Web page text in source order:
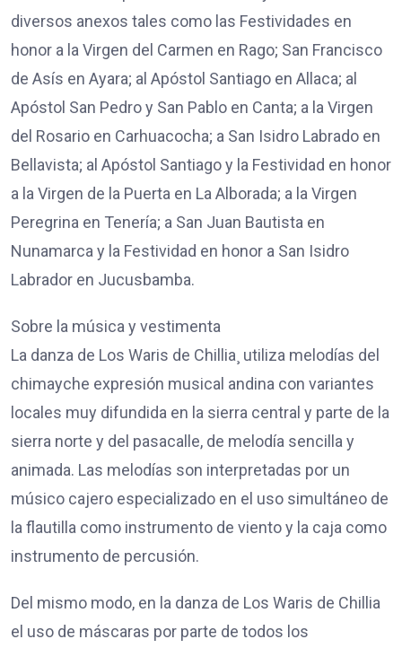
diversos anexos tales como las Festividades en
honor a la Virgen del Carmen en Rago; San Francisco
de Asís en Ayara; al Apóstol Santiago en Allaca; al
Apóstol San Pedro y San Pablo en Canta; a la Virgen
del Rosario en Carhuacocha; a San Isidro Labrado en
Bellavista; al Apóstol Santiago y la Festividad en honor
a la Virgen de la Puerta en La Alborada; a la Virgen
Peregrina en Tenería; a San Juan Bautista en
Nunamarca y la Festividad en honor a San Isidro
Labrador en Jucusbamba.
Sobre la música y vestimenta
La danza de Los Waris de Chillia¸ utiliza melodías del
chimayche expresión musical andina con variantes
locales muy difundida en la sierra central y parte de la
sierra norte y del pasacalle, de melodía sencilla y
animada. Las melodías son interpretadas por un
músico cajero especializado en el uso simultáneo de
la flautilla como instrumento de viento y la caja como
instrumento de percusión.
Del mismo modo, en la danza de Los Waris de Chillia
el uso de máscaras por parte de todos los